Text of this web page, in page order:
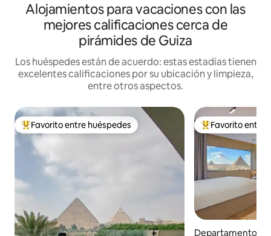
Alojamientos para vacaciones con las
mejores calificaciones cerca de
pirámides de Guiza
Los huéspedes están de acuerdo: estas estadías tienen
excelentes calificaciones por su ubicación y limpieza,
entre otros aspectos.
Favorito entre los huéspedes más destacados
Favorito entre huéspedes Favorito entre
Favorito entre
Departamento en